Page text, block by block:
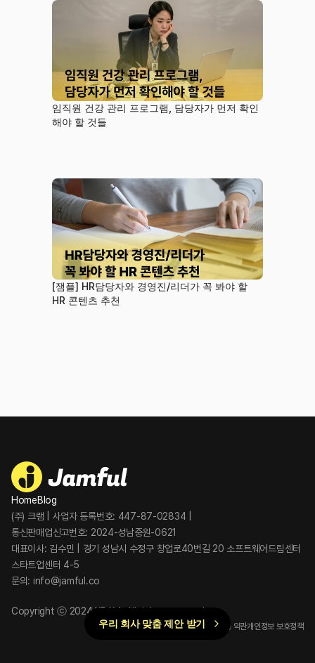
임직원 건강 관리 프로그램, 담당자가 먼저 확인
해야 할 것들
[잼플] HR담당자와 경영진/리더가 꼭 봐야 할
HR 콘텐츠 추천
우리 회사 맞춤 제안 받기
HomeBlog
(주) 크램 | 사업자 등록번호: 447-87-02834 |
통신판매업신고번호: 2024-성남중원-0621
대표이사: 김수민 | 경기 성남시 수정구 창업로40번길 20 소프트웨어드림센터
스타트업센터 4-5
문의: info@jamful.co
Copyright ⓒ 2024 KRAM, All rights reserved.
이용 약관개인정보 보호정책